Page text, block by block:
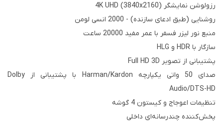
رزولوشن نمایشگر 4K UHD (3840x2160)
روشنایی (طبق ادعای سازنده) - 2000 انسی لومن
منبع نور لیزر فسفر با عمر مفید 20000 ساعت
سازگار با HDR و HLG
پشتیبانی از تصویر Full HD 3D
صدای 50 واتی یکپارچه Harman/Kardon با پشتیبانی از Dolby
Audio/DTS-HD
تنظیمات اعوجاج و کیستون 4 گوشه
پخش‌کننده چندرسانه‌ای داخلی